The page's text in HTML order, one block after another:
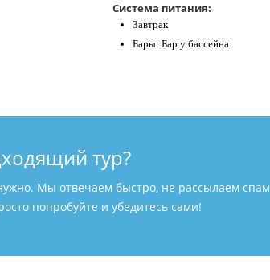
Система питания:
Завтрак
Бары: Бар у бассейна
тур?
Мы отвечаем быстро, не рассылаем спам
попробуйте и убедитесь сами!